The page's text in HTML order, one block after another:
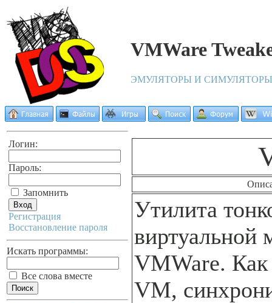
VMWare
ЭМУЛЯТОРЫ И СИМУЛЯТОРЫ
Логин:
Пароль:
Запомнить
Регистрация
Восстановление пароля
Искать программы:
Все слова вместе
Утилита
VMWare.
VM,